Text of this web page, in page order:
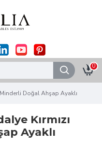
0
Doğal Ahşap Ayaklı
Kırmızı
Ayaklı